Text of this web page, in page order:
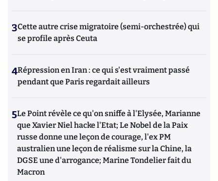
3Cette autre crise migratoire (semi-orchestrée) qui
se profile après Ceuta
4Répression en Iran : ce qui s'est vraiment passé
pendant que Paris regardait ailleurs
5Le Point révèle ce qu'on sniffe à l'Elysée, Marianne
que Xavier Niel hacke l'Etat; Le Nobel de la Paix
russe donne une leçon de courage, l'ex PM
australien une leçon de réalisme sur la Chine, la
DGSE une d'arrogance; Marine Tondelier fait du
Macron